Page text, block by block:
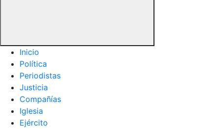
Inicio
Política
Periodistas
Justicia
Compañías
Iglesia
Ejército